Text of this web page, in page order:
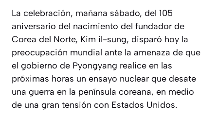
La celebración, mañana sábado, del 105
aniversario del nacimiento del fundador de
Corea del Norte, Kim il-sung, disparó hoy la
preocupación mundial ante la amenaza de que
el gobierno de Pyongyang realice en las
próximas horas un ensayo nuclear que desate
una guerra en la península coreana, en medio
de una gran tensión con Estados Unidos.